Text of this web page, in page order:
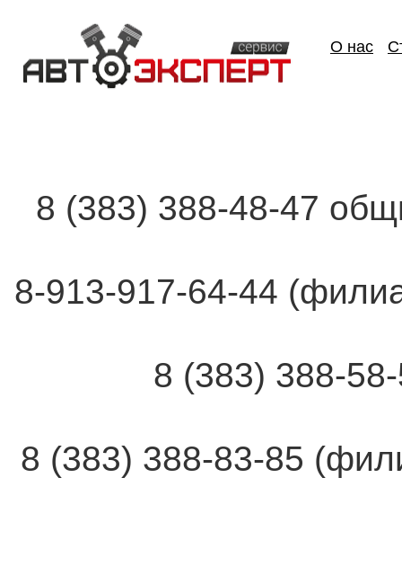
О нас
8 (383) 388-48-47
8-913-917-64-44
8 (383) 388-
8 (383) 388-83-85